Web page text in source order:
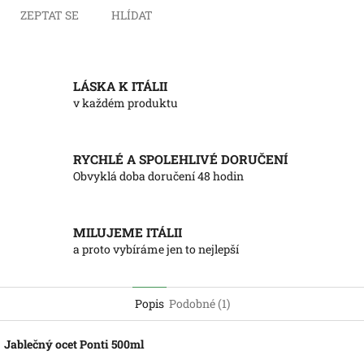
ZEPTAT SE HLÍDAT
LÁSKA K ITÁLII
v každém produktu
RYCHLÉ A SPOLEHLIVÉ DORUČENÍ
Obvyklá doba doručení 48 hodin
MILUJEME ITÁLII
a proto vybíráme jen to nejlepší
Popis Podobné (1)
Jablečný ocet Ponti 500ml